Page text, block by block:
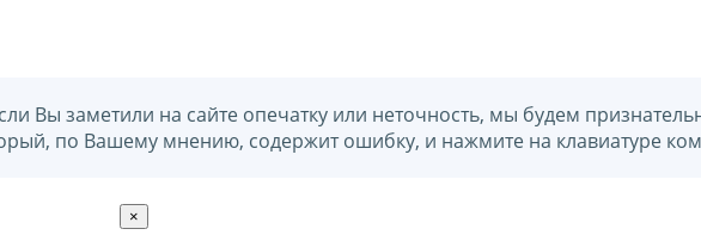
Вы заметили на сайте опечатку или неточность, мы будем
по Вашему мнению, содержит ошибку, и нажмите на клавиатуре
×